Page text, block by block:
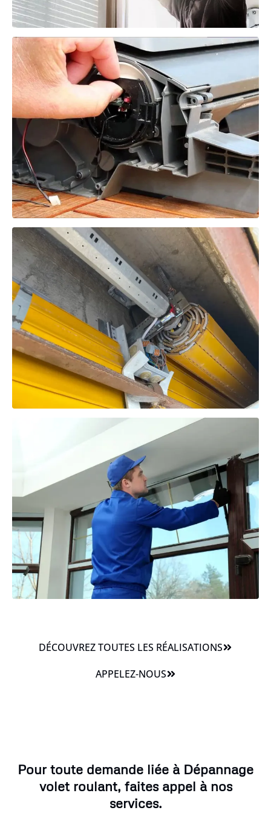
DÉCOUVREZ TOUTES LES RÉALISATIONS
APPELEZ-NOUS
Pour toute demande liée à Dépannage
volet roulant, faites appel à nos
services.